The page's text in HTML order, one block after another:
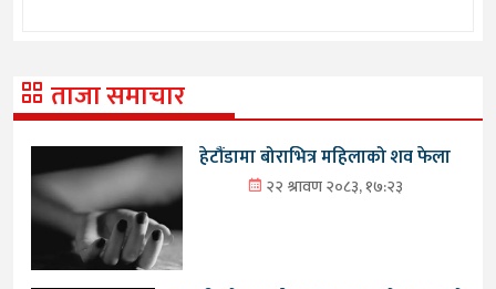
ताजा समाचार
हेटौंडामा बोराभित्र महिलाको शव फेला
२२ श्रावण २०८३, १७:२३